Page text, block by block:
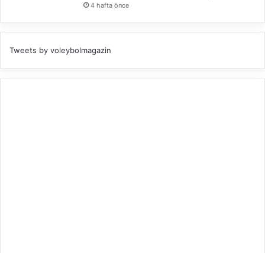
4 hafta önce
Tweets by voleybolmagazin